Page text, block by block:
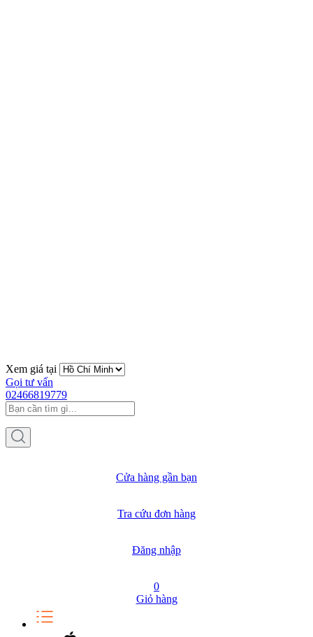
Xem giá tại
Gọi tư vấn
02466819779
Cửa hàng gần bạn
Tra cứu đơn hàng
Đăng nhập
0
Giỏ hàng